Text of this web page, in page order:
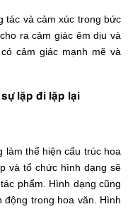
tác và cảm xúc trong bức
ra cảm giác êm dịu và
cảm giác mạnh mẽ và
lặp đi lặp lại
làm thể hiện cấu trúc hoa
và tổ chức hình dạng sẽ
phẩm. Hình dạng cũng
trong hoa văn. Hình